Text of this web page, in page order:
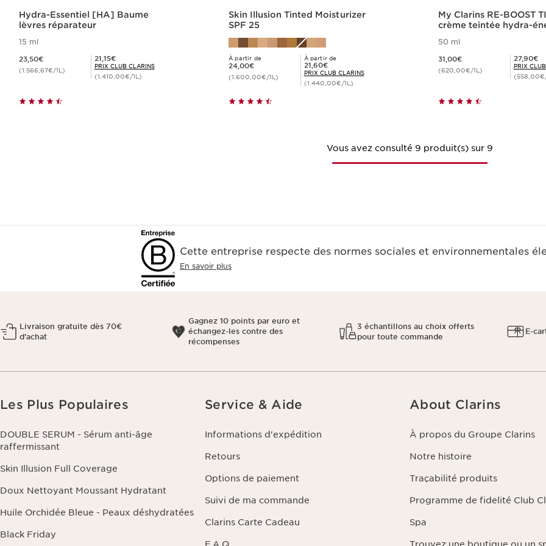
Hydra-Essentiel [HA] Baume
lèvres réparateur
15 ml
23,50€
(1.566,67€/1L)
Prix Club Clarins 21,15€
21,15€
PRIX CLUB CLARINS
(1.410,00€/1L)
Skin Illusion Tinted Moisturizer
SPF 25
À partir de
Nouveau prix 24,00€
24,00€
(1.600,00€/1L)
À partir de
Prix Club Clarins 21,60€
21,60€
PRIX CLUB CLARINS
(1.440,00€/1L)
My Clarins RE-BOOST
crème teintée hydra-
50 ml
31,00€
(620,00€/1L)
Prix Club Clarins 27,90€
27,90€
PRIX
Vous avez consulté 9 produit(s) sur 9
Cette entreprise respecte des normes sociales et environnementales
En savoir plus
Livraison gratuite dès 70€
d'achat
Gagnez 10 points par euro et
échangez-les contre des
récompenses
3 échantillons au choix offerts
pour toute commande
E-
Les Plus Populaires
DOUBLE SERUM - Sérum anti-âge
raffermissant
Skin Illusion Full Coverage
Doux Nettoyant Moussant Hydratant
Huile Orchidée Bleue - Peaux déshydratées
Black Friday
Service & Aide
Informations d'expédition
Retours
Options de paiement
Suivi de ma commande
Clarins Carte Cadeau
About Clarins
À propos du Groupe Clarins
Notre histoire
Traçabilité produits
Programme de fidelité Club
Spa